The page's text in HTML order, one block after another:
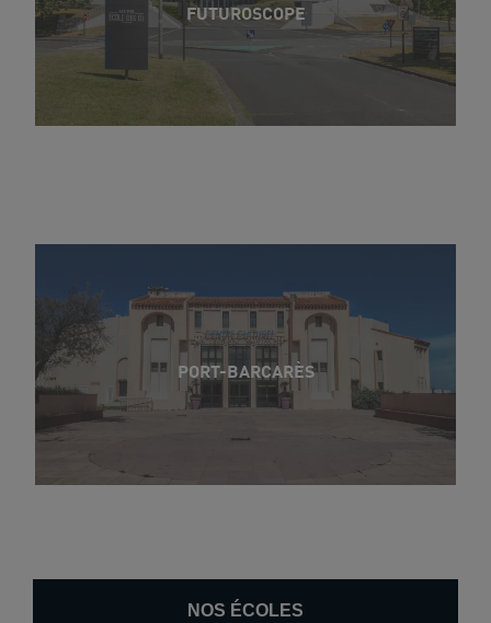
FUTUROSCOPE
PORT-BARCARÈS
NOS ÉCOLES